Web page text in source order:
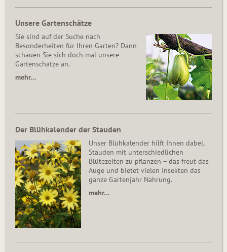
Unsere Gartenschätze
Sie sind auf der Suche nach
Besonderheiten für Ihren Garten? Dann
schauen Sie sich doch mal unsere
Gartenschätze an.
mehr…
Der Blühkalender der Stauden
Unser Blühkalender hilft Ihnen dabei,
Stauden mit unterschiedlichen
Blütezeiten zu pflanzen – das freut das
Auge und bietet vielen Insekten das
ganze Gartenjahr Nahrung.
mehr…